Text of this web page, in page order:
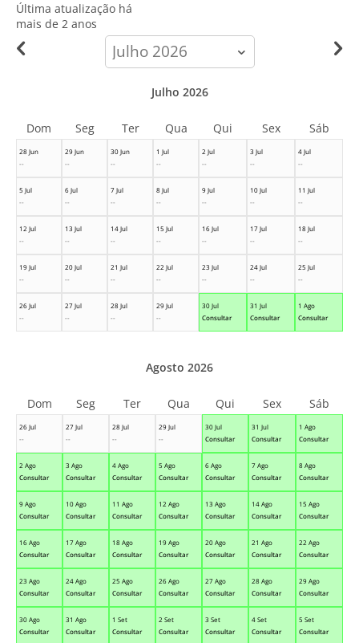
Última atualização há
mais de 2 anos
calendar-
month
28 Jun
--
29 Jun
--
30 Jun
--
1 Jul
--
2 Jul
--
3 Jul
--
4 Jul
--
5 Jul
--
6 Jul
--
7 Jul
--
8 Jul
--
9 Jul
--
10 Jul
--
11 Jul
--
12 Jul
--
13 Jul
--
14 Jul
--
15 Jul
--
16 Jul
--
17 Jul
--
18 Jul
--
19 Jul
--
20 Jul
--
21 Jul
--
22 Jul
--
23 Jul
--
24 Jul
--
25 Jul
--
26 Jul
--
27 Jul
--
28 Jul
--
29 Jul
--
30 Jul
Consultar
31 Jul
Consultar
1 Ago
Consultar
Julho 2026
Dom Seg Ter Qua Qui Sex Sáb
26 Jul
--
27 Jul
--
28 Jul
--
29 Jul
--
30 Jul
Consultar
31 Jul
Consultar
1 Ago
Consultar
2 Ago
Consultar
3 Ago
Consultar
4 Ago
Consultar
5 Ago
Consultar
6 Ago
Consultar
7 Ago
Consultar
8 Ago
Consultar
9 Ago
Consultar
10 Ago
Consultar
11 Ago
Consultar
12 Ago
Consultar
13 Ago
Consultar
14 Ago
Consultar
15 Ago
Consultar
16 Ago
Consultar
17 Ago
Consultar
18 Ago
Consultar
19 Ago
Consultar
20 Ago
Consultar
21 Ago
Consultar
22 Ago
Consultar
23 Ago
Consultar
24 Ago
Consultar
25 Ago
Consultar
26 Ago
Consultar
27 Ago
Consultar
28 Ago
Consultar
29 Ago
Consultar
30 Ago
Consultar
31 Ago
Consultar
1 Set
Consultar
2 Set
Consultar
3 Set
Consultar
4 Set
Consultar
5 Set
Consultar
Agosto 2026
Dom Seg Ter Qua Qui Sex Sáb